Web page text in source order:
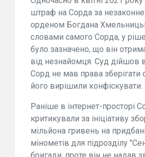
штраф на Сорда за незаконне
орденом Богдана
словами самого Сорда, у
було зазначено, що він
від незнайомця. Суд дійшов
Сорд не мав права зберігати
його вирішили конфіскувати.
Раніше в інтернет-просторі
критикували за ініціативу
мільйона гривень на
мінометів для підрозділу